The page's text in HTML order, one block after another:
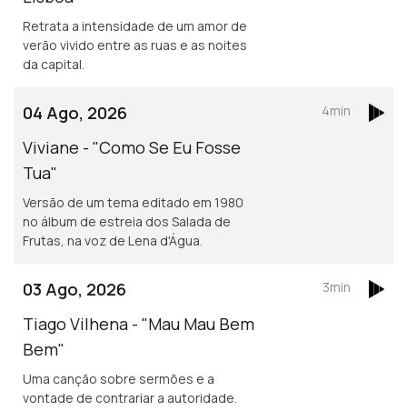
Retrata a intensidade de um amor de
verão vivido entre as ruas e as noites
da capital.
04 Ago, 2026
Viviane - "Como Se Eu Fosse
Tua"
Versão de um tema editado em 1980
no álbum de estreia dos Salada de
Frutas, na voz de Lena d'Água.
4min
03 Ago, 2026
Tiago Vilhena - "Mau Mau Bem
Bem"
Uma canção sobre sermões e a
vontade de contrariar a autoridade.
3min